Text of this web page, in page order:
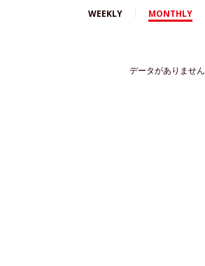
WEEKLY MONTHLY
データがありません